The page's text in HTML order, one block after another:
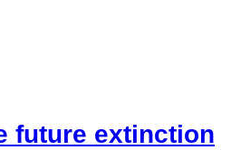
future extinction